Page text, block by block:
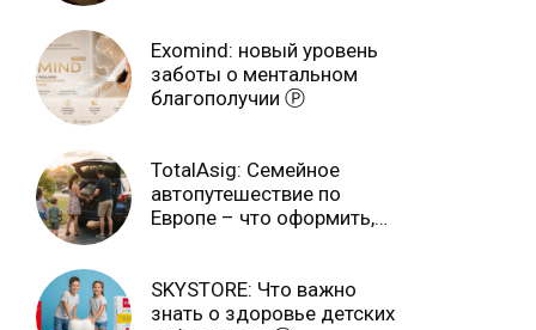
Exomind: новый уровень
заботы о ментальном
благополучии Ⓟ
TotalAsig: Семейное
автопутешествие по
Европе – что оформить,
SKYSTORE: Что важно
знать о здоровье детских